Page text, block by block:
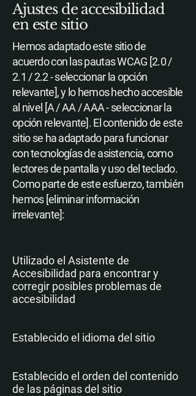
Ajustes de accesibilidad
en este sitio
Hemos adaptado este sitio de
acuerdo con las pautas WCAG [2.0 /
2.1 / 2.2 - seleccionar la opción
relevante], y lo hemos hecho accesible
al nivel [A / AA / AAA - seleccionar la
opción relevante]. El contenido de este
sitio se ha adaptado para funcionar
con tecnologías de asistencia, como
lectores de pantalla y uso del teclado.
Como parte de este esfuerzo, también
hemos [eliminar información
irrelevante]:
Utilizado el Asistente de
Accesibilidad para encontrar y
corregir posibles problemas de
accesibilidad
Establecido el idioma del sitio
Establecido el orden del contenido
de las páginas del sitio